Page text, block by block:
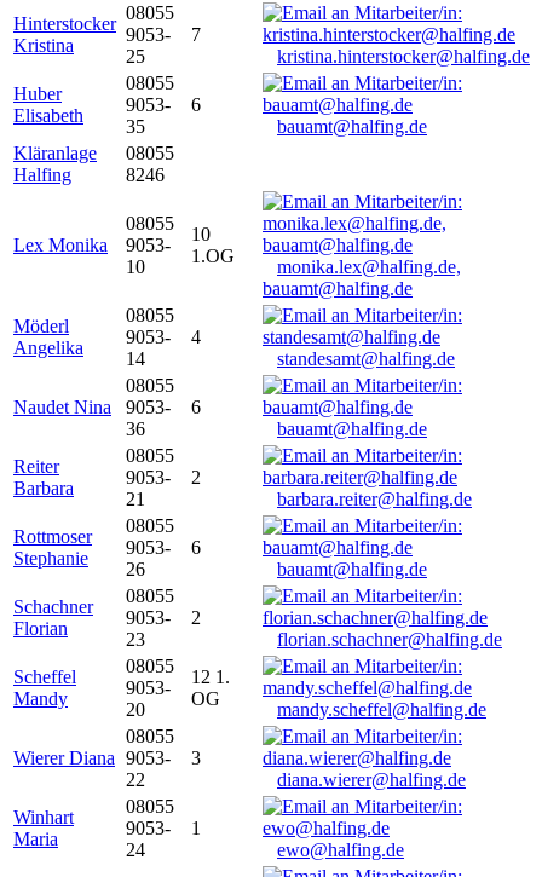
Hinterstocker
Kristina
08055
9053-
25
7
kristina.hinterstocker@halfing.de
Huber
Elisabeth
08055
9053-
35
6
bauamt@halfing.de
Kläranlage
Halfing
08055
8246
Lex Monika
08055
9053-
10
10
1.OG
monika.lex@halfing.de,
bauamt@halfing.de
Möderl
Angelika
08055
9053-
14
4
standesamt@halfing.de
Naudet Nina
08055
9053-
36
6
bauamt@halfing.de
Reiter
Barbara
08055
9053-
21
2
barbara.reiter@halfing.de
Rottmoser
Stephanie
08055
9053-
26
6
bauamt@halfing.de
Schachner
Florian
08055
9053-
23
2
florian.schachner@halfing.de
Scheffel
Mandy
08055
9053-
20
12 1.
OG
mandy.scheffel@halfing.de
Wierer Diana
08055
9053-
22
3
diana.wierer@halfing.de
Winhart
Maria
08055
9053-
24
1
ewo@halfing.de